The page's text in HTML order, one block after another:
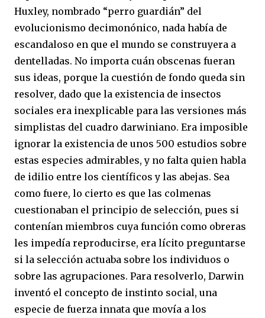
Huxley, nombrado “perro guardián” del
evolucionismo decimonónico, nada había de
escandaloso en que el mundo se construyera a
dentelladas. No importa cuán obscenas fueran
sus ideas, porque la cuestión de fondo queda sin
resolver, dado que la existencia de insectos
sociales era inexplicable para las versiones más
simplistas del cuadro darwiniano. Era imposible
ignorar la existencia de unos 500 estudios sobre
estas especies admirables, y no falta quien habla
de idilio entre los científicos y las abejas. Sea
como fuere, lo cierto es que las colmenas
cuestionaban el principio de selección, pues si
contenían miembros cuya función como obreras
les impedía reproducirse, era lícito preguntarse
si la selección actuaba sobre los individuos o
sobre las agrupaciones. Para resolverlo, Darwin
inventó el concepto de instinto social, una
especie de fuerza innata que movía a los